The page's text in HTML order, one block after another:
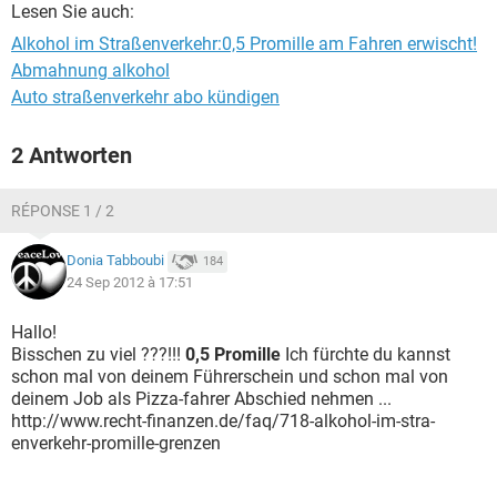
Lesen Sie auch:
Alkohol im Straßenverkehr:0,5 Promille am Fahren erwischt!
Abmahnung alkohol
Auto straßenverkehr abo kündigen
2 Antworten
RÉPONSE 1 / 2
Donia Tabboubi 184
24 Sep 2012 à 17:51
Hallo!
Bisschen zu viel ???!!! 0,5 Promille Ich fürchte du kannst
schon mal von deinem Führerschein und schon mal von
deinem Job als Pizza-fahrer Abschied nehmen ...
http://www.recht-finanzen.de/faq/718-alkohol-im-stra-
enverkehr-promille-grenzen